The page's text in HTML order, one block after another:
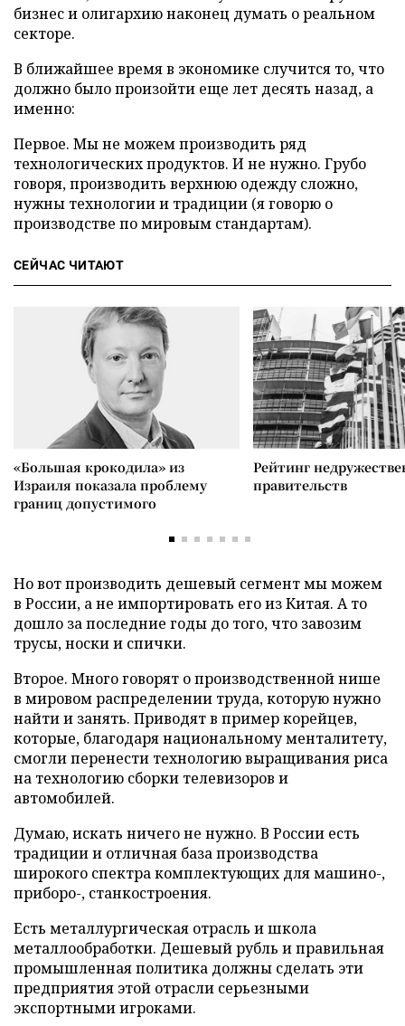
бизнес и олигархию наконец думать о реальном
секторе.
В ближайшее время в экономике случится то, что
должно было произойти еще лет десять назад, а
именно:
Первое. Мы не можем производить ряд
технологических продуктов. И не нужно. Грубо
говоря, производить верхнюю одежду сложно,
нужны технологии и традиции (я говорю о
производстве по мировым стандартам).
СЕЙЧАС ЧИТАЮТ
«Большая крокодила» из
Израиля показала проблему
границ допустимого
Рейтинг
правительств
Но вот производить дешевый сегмент мы можем
в России, а не импортировать его из Китая. А то
дошло за последние годы до того, что завозим
трусы, носки и спички.
Второе. Много говорят о производственной нише
в мировом распределении труда, которую нужно
найти и занять. Приводят в пример корейцев,
которые, благодаря национальному менталитету,
смогли перенести технологию выращивания риса
на технологию сборки телевизоров и
автомобилей.
Думаю, искать ничего не нужно. В России есть
традиции и отличная база производства
широкого спектра комплектующих для машино-,
приборо-, станкостроения.
Есть металлургическая отрасль и школа
металлообработки. Дешевый рубль и правильная
промышленная политика должны сделать эти
предприятия этой отрасли серьезными
экспортными игроками.